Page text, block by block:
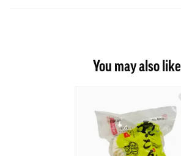
You may also like